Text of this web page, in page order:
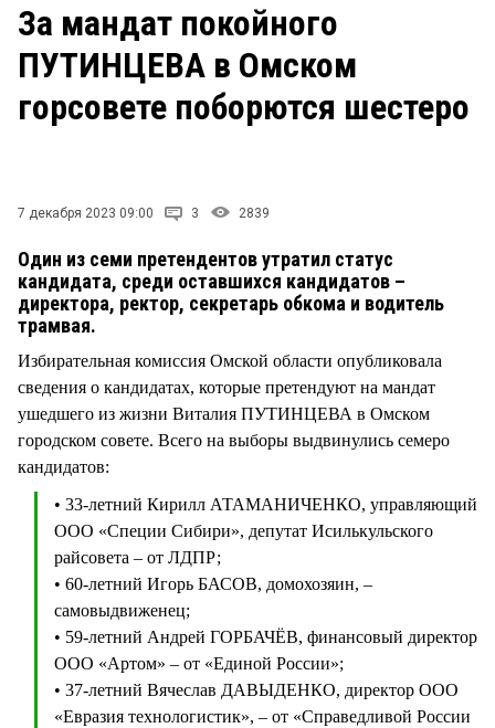
ЗАКОН
НОВОСТИ КОМПАНИЙ
Рейтинги
Блоги
Архив
За мандат покойного
ПУТИНЦЕВА в Омском
горсовете поборются шестеро
7 декабря 2023 09:00 3 2839
Один из семи претендентов утратил статус
кандидата, среди оставшихся кандидатов –
директора, ректор, секретарь обкома и водитель
трамвая.
Избирательная комиссия Омской области опубликовала
сведения о кандидатах, которые претендуют на мандат
ушедшего из жизни Виталия ПУТИНЦЕВА в Омском
городском совете. Всего на выборы выдвинулись семеро
кандидатов:
• 33-летний Кирилл АТАМАНИЧЕНКО, управляющий
ООО «Специи Сибири», депутат Исилькульского
райсовета – от ЛДПР;
• 60-летний Игорь БАСОВ, домохозяин, –
самовыдвиженец;
• 59-летний Андрей ГОРБАЧЁВ, финансовый директор
ООО «Артом» – от «Единой России»;
• 37-летний Вячеслав ДАВЫДЕНКО, директор ООО
«Евразия технологистик», – от «Справедливой России